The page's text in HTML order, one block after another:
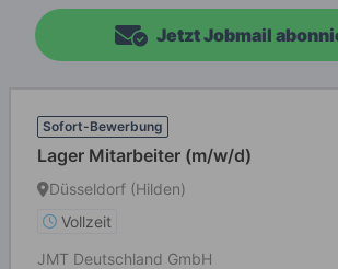
Jetzt Jobmail
Sofort-Bewerbung
Lager Mitarbeiter (m/w/d)
Düsseldorf (Hilden)
Vollzeit
JMT Deutschland GmbH